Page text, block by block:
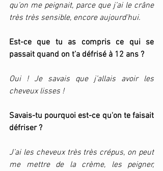
qu’on me peignait, parce que j’ai le crâne
très très sensible, encore aujourd’hui.
Est-ce que tu as compris ce qui se
passait quand on t’a défrisé à 12 ans ?
Oui ! Je savais que j’allais avoir les
cheveux lisses !
Savais-tu pourquoi est-ce qu'on te faisait
défriser ?
J’ai les cheveux très très crépus, on peut
me mettre de la crème, les peigner,